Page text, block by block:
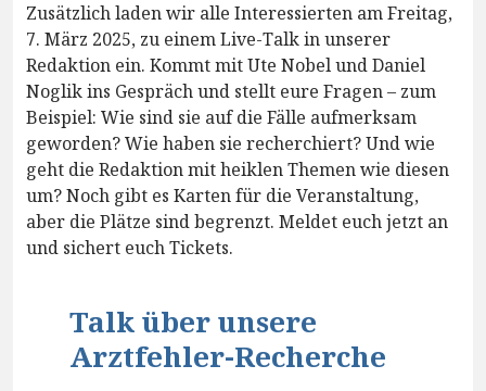
Zusätzlich laden wir alle Interessierten am Freitag,
7. März 2025, zu einem Live-Talk in unserer
Redaktion ein. Kommt mit Ute Nobel und Daniel
Noglik ins Gespräch und stellt eure Fragen – zum
Beispiel: Wie sind sie auf die Fälle aufmerksam
geworden? Wie haben sie recherchiert? Und wie
geht die Redaktion mit heiklen Themen wie diesen
um? Noch gibt es Karten für die Veranstaltung,
aber die Plätze sind begrenzt. Meldet euch jetzt an
und sichert euch Tickets.